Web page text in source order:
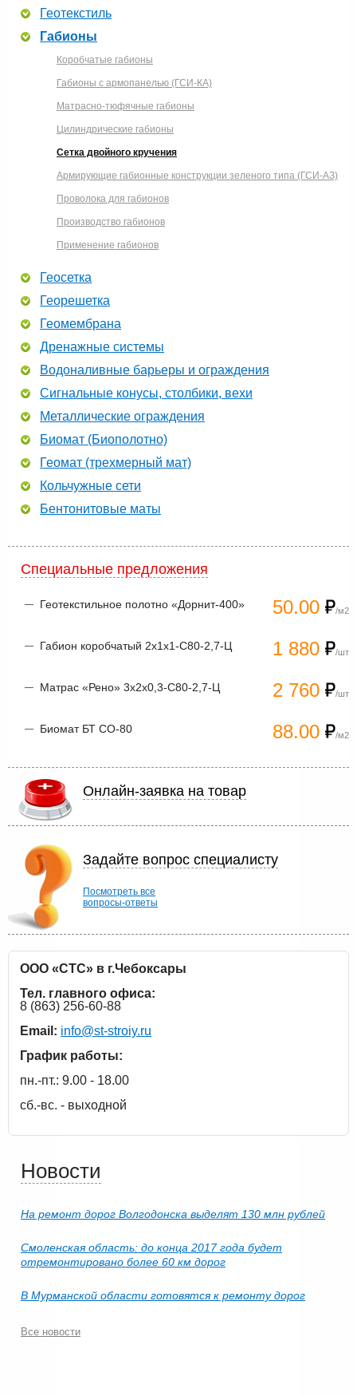
Геотекстиль
Габионы
Коробчатые габионы
Габионы с армопанелью (ГСИ-КА)
Матрасно-тюфячные габионы
Цилиндрические габионы
Сетка двойного кручения
Армирующие габионные конструкции зеленого типа (ГСИ-АЗ)
Проволока для габионов
Производство габионов
Применение габионов
Геосетка
Георешетка
Геомембрана
Дренажные системы
Водоналивные барьеры и ограждения
Сигнальные конусы, столбики, вехи
Металлические ограждения
Биомат (Биополотно)
Геомат (трехмерный мат)
Кольчужные сети
Бентонитовые маты
Специальные предложения
50.00 /м2
Геотекстильное полотно «Дорнит-400»
1 880 /шт
Габион коробчатый 2х1х1-С80-2,7-Ц
2 760 /шт
Матрас «Рено» 3х2х0,3-С80-2,7-Ц
88.00 /м2
Биомат БТ СО-80
Онлайн-заявка на товар
Задайте вопрос специалисту
Посмотреть все
вопросы-ответы
ООО «СТС» в г.Чебоксары
Тел. главного офиса:
8 (863) 256-60-88
Email: info@st-stroiy.ru
График работы:
пн.-пт.: 9.00 - 18.00
сб.-вс. - выходной
Новости
На ремонт дорог Волгодонска выделят 130 млн рублей
Смоленская область: до конца 2017 года будет
отремонтировано более 60 км дорог
В Мурманской области готовятся к ремонту дорог
Все новости